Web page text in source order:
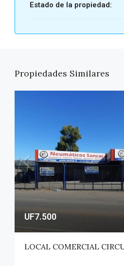
Estado de la propiedad:
Propiedades Similares
UF7.500